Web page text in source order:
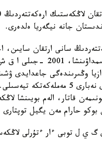
جانە نيگەريا ەلدەرى.
سانى ارتقان سايىن،
وڭىرىندەگى جاعدايدى
لاڭكەستىك ارەكەتتەردىڭ 60
قاتار، الەم بويىنشا
بوكو حارام مەن يگيل